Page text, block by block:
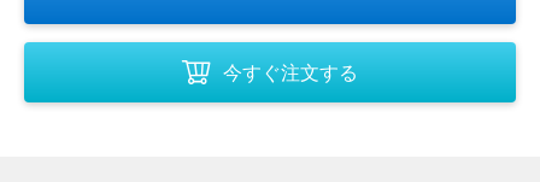
今すぐ注文する